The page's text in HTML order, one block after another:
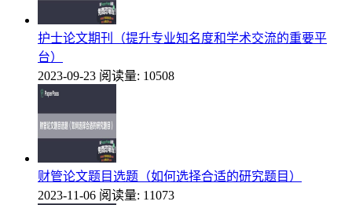
护士论文期刊（提升专业知名度和学术交流的重要平
台）
2023-09-23 阅读量: 10508
财管论文题目选题（如何选择合适的研究题目）
2023-11-06 阅读量: 11073